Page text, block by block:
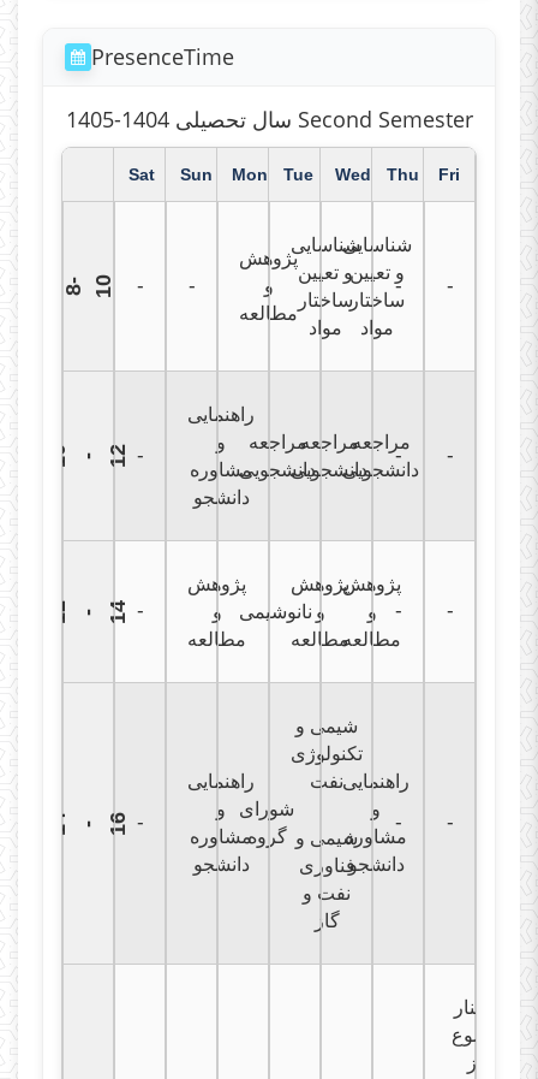
PresenceTime
سال تحصیلی 1404-1405 Second Semester
Sat Sun Mon Tue Wed Thu Fri
8
-
1 0 - -
پژوهش
و
مطالعه
شناسایی
و تعیین
ساختار
مواد
شناسایی
و تعیین
ساختار
مواد
- -
1
0 -
1 2 -
راهنمایی
و
مشاوره
دانشجو
مراجعه
دانشجویی
مراجعه
دانشجویی
مراجعه
دانشجویی
- -
1
2 -
1 4 -
پژوهش
و
مطالعه
نانوشیمی
پژوهش
و
مطالعه
پژوهش
و
مطالعه
- -
1
4 -
1 6 -
راهنمایی
و
مشاوره
دانشجو
شورای
گروه
شیمی و
تکنولوژی
نفت
شیمی و
فناوری
نفت و
گاز
راهنمایی
و
مشاوره
دانشجو
- -
سمینار
موضوع
روز